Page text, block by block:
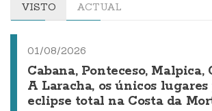
VISTO ACTUAL
01/08/2026
Cabana, Ponteceso, Malpica,
A Laracha, os únicos
eclipse total na Costa da